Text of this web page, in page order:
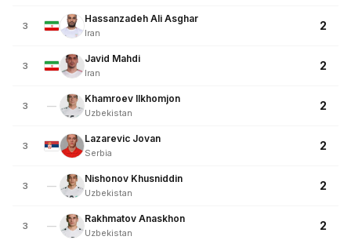
3
Hassanzadeh Ali Asghar
Iran
2
3
Javid Mahdi
Iran
2
3 —
Khamroev Ilkhomjon
Uzbekistan
2
3
Lazarevic Jovan
Serbia
2
3 —
Nishonov Khusniddin
Uzbekistan
2
3 —
Rakhmatov Anaskhon
Uzbekistan
2